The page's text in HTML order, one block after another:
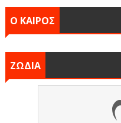
Ο ΚΑΙΡΟΣ
ΖΩΔΙΑ